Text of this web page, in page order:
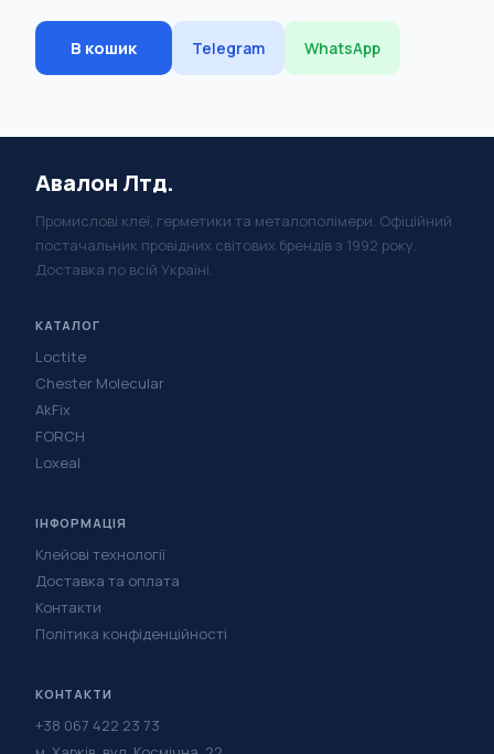
В кошик Telegram WhatsApp
Авалон Лтд.
Промислові клеї, герметики та металополімери. Офіційний
постачальник провідних світових брендів з 1992 року.
Доставка по всій Україні.
КАТАЛОГ
Loctite
Chester Molecular
AkFix
FORCH
Loxeal
ІНФОРМАЦІЯ
Клейові технології
Доставка та оплата
Контакти
Політика конфіденційності
КОНТАКТИ
+38 067 422 23 73